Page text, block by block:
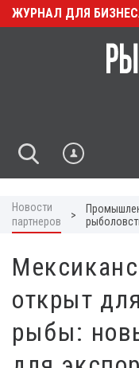
ЖУРНАЛ ДЛЯ
Новости
партнеров
>
открыт
рыбы: